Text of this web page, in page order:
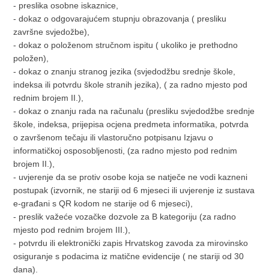
- preslika osobne iskaznice,
- dokaz o odgovarajućem stupnju obrazovanja ( presliku
završne svjedožbe),
- dokaz o položenom stručnom ispitu ( ukoliko je prethodno
položen),
- dokaz o znanju stranog jezika (svjedodžbu srednje škole,
indeksa ili potvrdu škole stranih jezika), ( za radno mjesto pod
rednim brojem II.),
- dokaz o znanju rada na računalu (presliku svjedodžbe srednje
škole, indeksa, prijepisa ocjena predmeta informatika, potvrda
o završenom tečaju ili vlastoručno potpisanu Izjavu o
informatičkoj osposobljenosti, (za radno mjesto pod rednim
brojem II.),
- uvjerenje da se protiv osobe koja se natječe ne vodi kazneni
postupak (izvornik, ne stariji od 6 mjeseci ili uvjerenje iz sustava
e-građani s QR kodom ne starije od 6 mjeseci),
- preslik važeće vozačke dozvole za B kategoriju (za radno
mjesto pod rednim brojem III.),
- potvrdu ili elektronički zapis Hrvatskog zavoda za mirovinsko
osiguranje s podacima iz matične evidencije ( ne stariji od 30
dana).